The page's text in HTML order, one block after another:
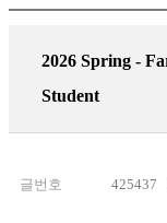
2026 Spring -
Student
글번호 425437